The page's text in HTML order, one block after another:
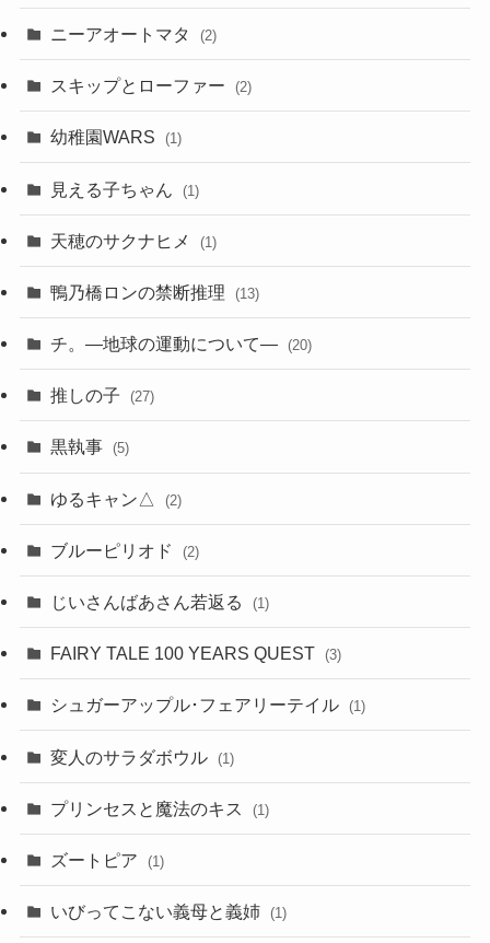
ニーアオートマタ (2)
スキップとローファー (2)
幼稚園WARS (1)
見える子ちゃん (1)
天穂のサクナヒメ (1)
鴨乃橋ロンの禁断推理 (13)
チ。―地球の運動について― (20)
推しの子 (27)
黒執事 (5)
ゆるキャン△ (2)
ブルーピリオド (2)
じいさんばあさん若返る (1)
FAIRY TALE 100 YEARS QUEST (3)
シュガーアップル･フェアリーテイル (1)
変人のサラダボウル (1)
プリンセスと魔法のキス (1)
ズートピア (1)
いびってこない義母と義姉 (1)